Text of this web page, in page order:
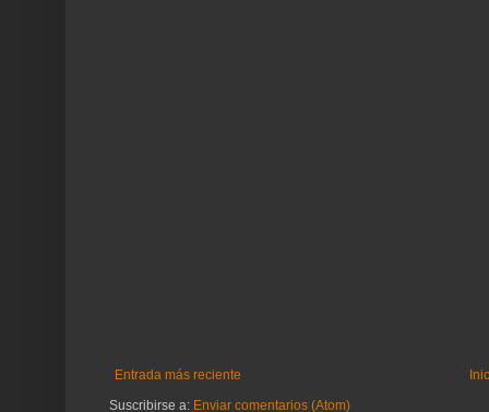
Entrada más reciente
Suscribirse a: Enviar comentarios (Atom)